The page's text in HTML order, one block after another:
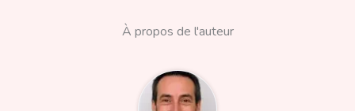
À propos de l'auteur